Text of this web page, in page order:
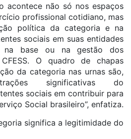
acontece não só nos espaços
profissional cotidiano, mas
política da categoria e na
sociais em suas entidades
na base ou na gestão dos
CFESS. O quadro de chapas
da categoria nas urnas são,
significativas do
sociais em contribuir para
Social brasileiro”, enfatiza.
significa a legitimidade do